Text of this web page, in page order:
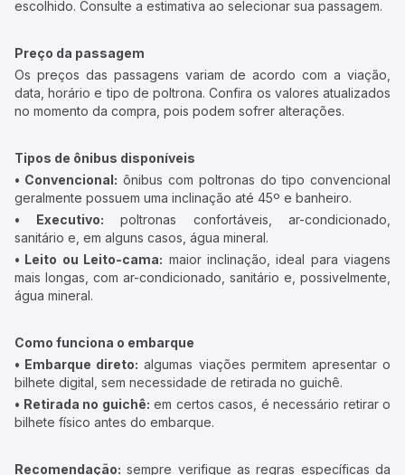
escolhido. Consulte a estimativa ao selecionar sua passagem.
Preço da passagem
Os preços das passagens variam de acordo com a viação,
data, horário e tipo de poltrona. Confira os valores atualizados
no momento da compra, pois podem sofrer alterações.
Tipos de ônibus disponíveis
• Convencional: ônibus com poltronas do tipo convencional
geralmente possuem uma inclinação até 45º e banheiro.
• Executivo: poltronas confortáveis, ar-condicionado,
sanitário e, em alguns casos, água mineral.
• Leito ou Leito-cama: maior inclinação, ideal para viagens
mais longas, com ar-condicionado, sanitário e, possivelmente,
água mineral.
Como funciona o embarque
• Embarque direto: algumas viações permitem apresentar o
bilhete digital, sem necessidade de retirada no guichê.
• Retirada no guichê: em certos casos, é necessário retirar o
bilhete físico antes do embarque.
Recomendação: sempre verifique as regras específicas da